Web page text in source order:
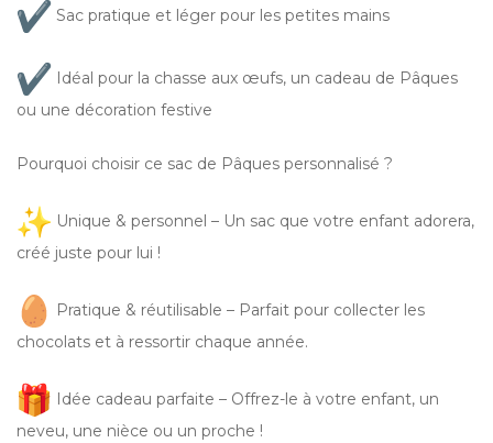
Sac pratique et léger pour les petites mains
Idéal pour la chasse aux œufs, un cadeau de Pâques
ou une décoration festive
Pourquoi choisir ce sac de Pâques personnalisé ?
Unique & personnel – Un sac que votre enfant adorera,
créé juste pour lui !
Pratique & réutilisable – Parfait pour collecter les
chocolats et à ressortir chaque année.
Idée cadeau parfaite – Offrez-le à votre enfant, un
neveu, une nièce ou un proche !